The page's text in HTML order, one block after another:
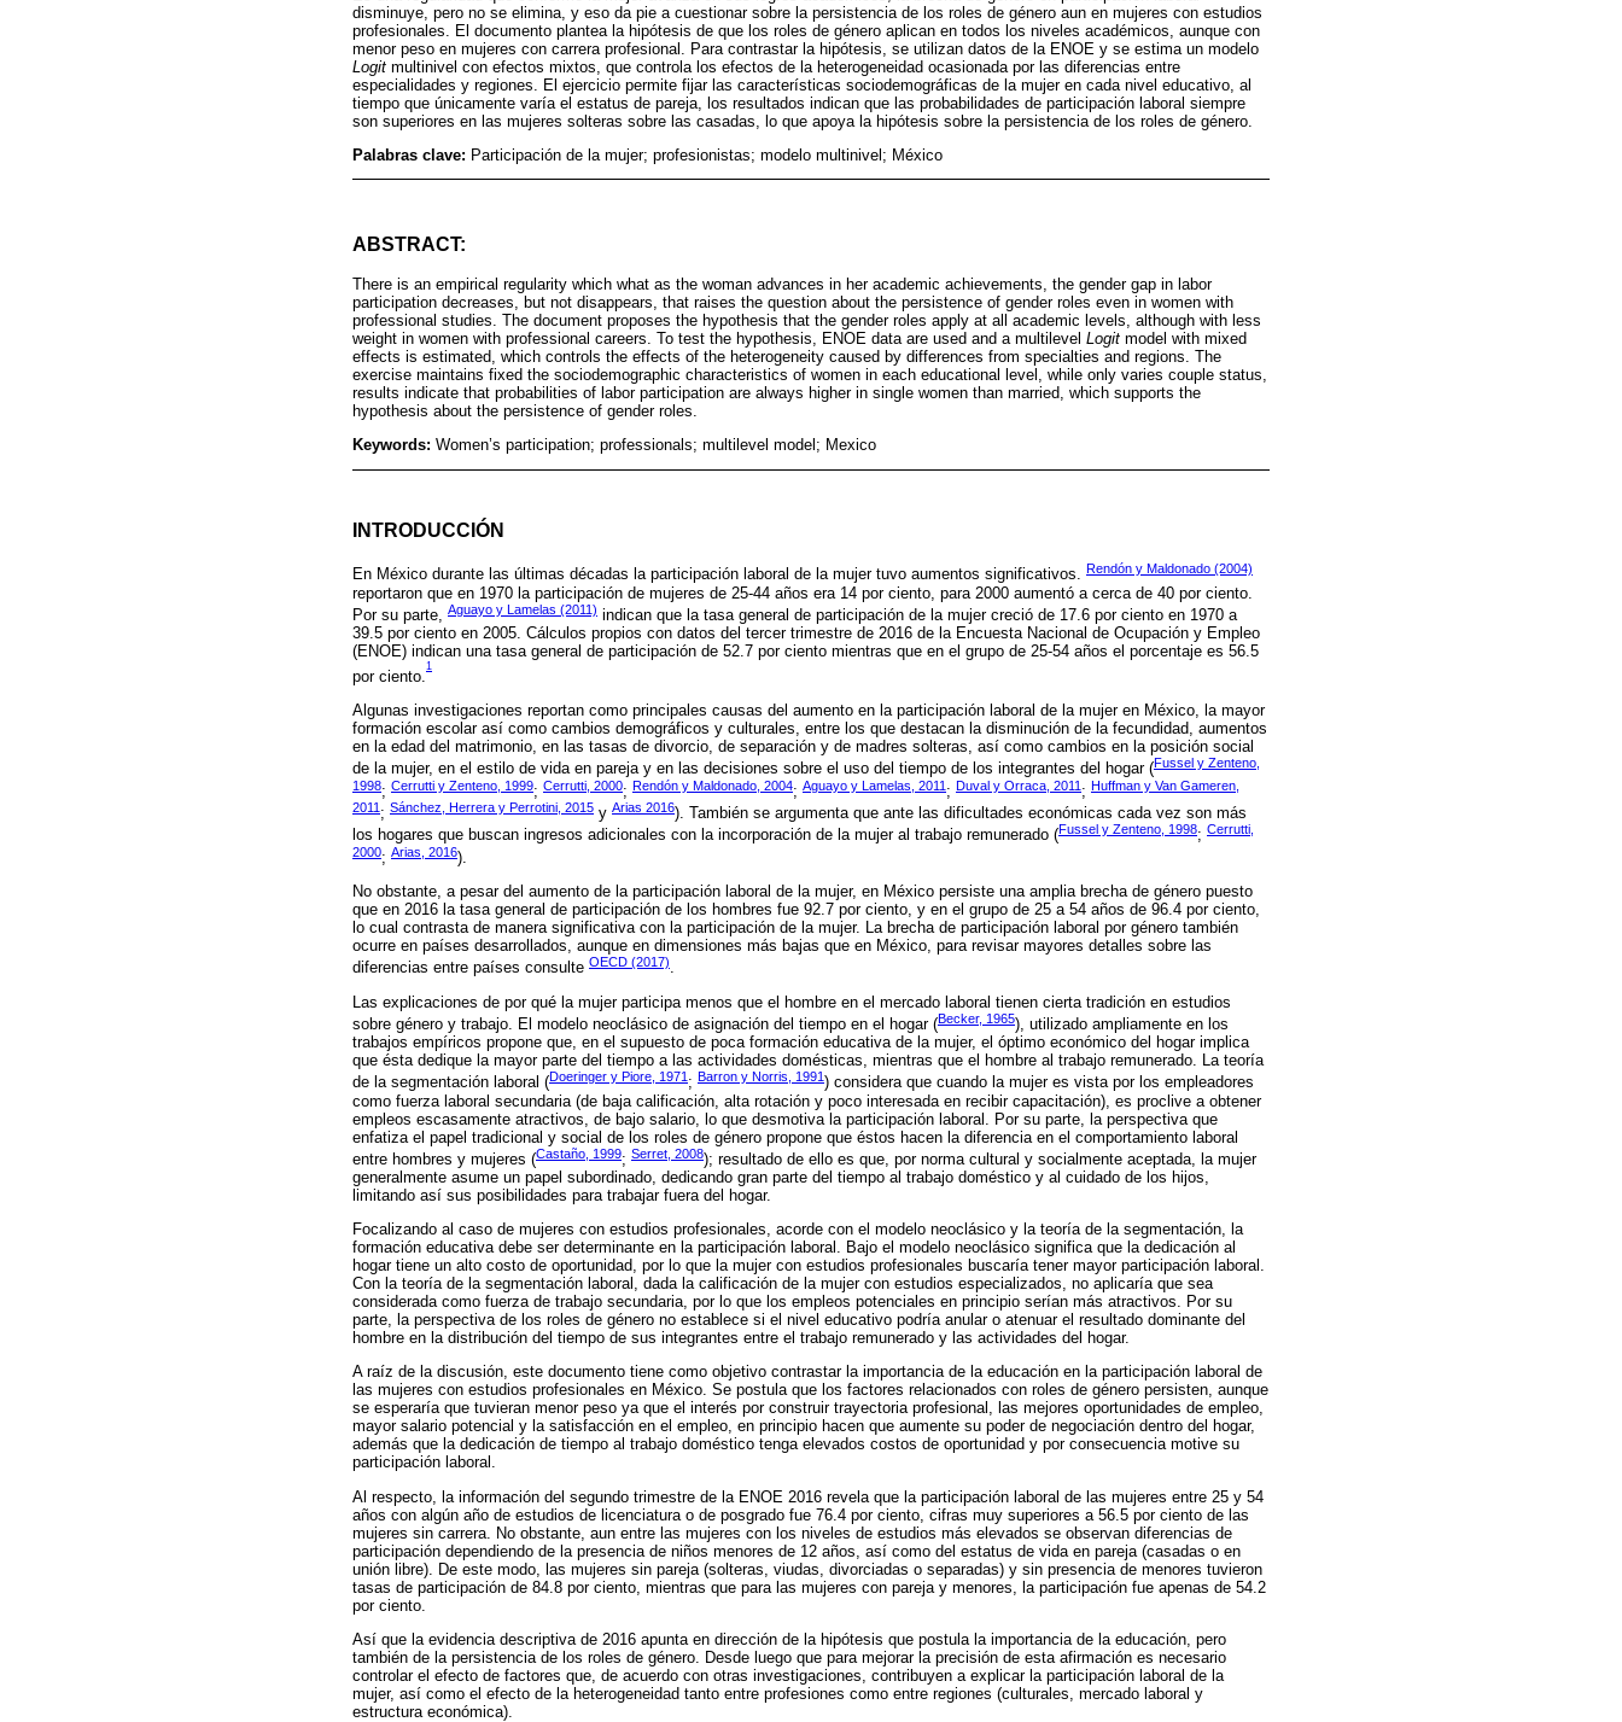
disminuye, pero no se elimina, y eso da pie a cuestionar sobre la persistencia de los roles de género aun en mujeres con estudios
profesionales. El documento plantea la hipótesis de que los roles de género aplican en todos los niveles académicos, aunque con
menor peso en mujeres con carrera profesional. Para contrastar la hipótesis, se utilizan datos de la ENOE y se estima un modelo
Logit multinivel con efectos mixtos, que controla los efectos de la heterogeneidad ocasionada por las diferencias entre
especialidades y regiones. El ejercicio permite fijar las características sociodemográficas de la mujer en cada nivel educativo, al
tiempo que únicamente varía el estatus de pareja, los resultados indican que las probabilidades de participación laboral siempre
son superiores en las mujeres solteras sobre las casadas, lo que apoya la hipótesis sobre la persistencia de los roles de género.
Palabras clave: Participación de la mujer; profesionistas; modelo multinivel; México
ABSTRACT:
There is an empirical regularity which what as the woman advances in her academic achievements, the gender gap in labor
participation decreases, but not disappears, that raises the question about the persistence of gender roles even in women with
professional studies. The document proposes the hypothesis that the gender roles apply at all academic levels, although with less
weight in women with professional careers. To test the hypothesis, ENOE data are used and a multilevel Logit model with mixed
effects is estimated, which controls the effects of the heterogeneity caused by differences from specialties and regions. The
exercise maintains fixed the sociodemographic characteristics of women in each educational level, while only varies couple status,
results indicate that probabilities of labor participation are always higher in single women than married, which supports the
hypothesis about the persistence of gender roles.
Keywords: Women’s participation; professionals; multilevel model; Mexico
INTRODUCCIÓN
En México durante las últimas décadas la participación laboral de la mujer tuvo aumentos significativos. Rendón y Maldonado (2004)
reportaron que en 1970 la participación de mujeres de 25-44 años era 14 por ciento, para 2000 aumentó a cerca de 40 por ciento.
Por su parte,
Aguayo y Lamelas (2011) indican que la tasa general de participación de la mujer creció de 17.6 por ciento en 1970 a
39.5 por ciento en 2005. Cálculos propios con datos del tercer trimestre de 2016 de la Encuesta Nacional de Ocupación y Empleo
(ENOE) indican una tasa general de participación de 52.7 por ciento mientras que en el grupo de 25-54 años el porcentaje es 56.5
por ciento.
1
Algunas investigaciones reportan como principales causas del aumento en la participación laboral de la mujer en México, la mayor
formación escolar así como cambios demográficos y culturales, entre los que destacan la disminución de la fecundidad, aumentos
en la edad del matrimonio, en las tasas de divorcio, de separación y de madres solteras, así como cambios en la posición social
de la mujer, en el estilo de vida en pareja y en las decisiones sobre el uso del tiempo de los integrantes del hogar (Fussel y Zenteno,
1998; Cerrutti y Zenteno, 1999; Cerrutti, 2000; Rendón y Maldonado, 2004; Aguayo y Lamelas, 2011 ; Duval y Orraca, 2011 ; Huffman y Van Gameren,
2011 ; Sánchez, Herrera y Perrotini, 2015 y Arias 2016). También se argumenta que ante las dificultades económicas cada vez son más
los hogares que buscan ingresos adicionales con la incorporación de la mujer al trabajo remunerado (Fussel y Zenteno, 1998; Cerrutti,
2000; Arias, 2016).
No obstante, a pesar del aumento de la participación laboral de la mujer, en México persiste una amplia brecha de género puesto
que en 2016 la tasa general de participación de los hombres fue 92.7 por ciento, y en el grupo de 25 a 54 años de 96.4 por ciento,
lo cual contrasta de manera significativa con la participación de la mujer. La brecha de participación laboral por género también
ocurre en países desarrollados, aunque en dimensiones más bajas que en México, para revisar mayores detalles sobre las
diferencias entre países consulte OECD (2017).
Las explicaciones de por qué la mujer participa menos que el hombre en el mercado laboral tienen cierta tradición en estudios
sobre género y trabajo. El modelo neoclásico de asignación del tiempo en el hogar (Becker, 1965), utilizado ampliamente en los
trabajos empíricos propone que, en el supuesto de poca formación educativa de la mujer, el óptimo económico del hogar implica
que ésta dedique la mayor parte del tiempo a las actividades domésticas, mientras que el hombre al trabajo remunerado. La teoría
de la segmentación laboral (Doeringer y Piore, 1971 ; Barron y Norris, 1991 ) considera que cuando la mujer es vista por los empleadores
como fuerza laboral secundaria (de baja calificación, alta rotación y poco interesada en recibir capacitación), es proclive a obtener
empleos escasamente atractivos, de bajo salario, lo que desmotiva la participación laboral. Por su parte, la perspectiva que
enfatiza el papel tradicional y social de los roles de género propone que éstos hacen la diferencia en el comportamiento laboral
entre hombres y mujeres (Castaño, 1999; Serret, 2008); resultado de ello es que, por norma cultural y socialmente aceptada, la mujer
generalmente asume un papel subordinado, dedicando gran parte del tiempo al trabajo doméstico y al cuidado de los hijos,
limitando así sus posibilidades para trabajar fuera del hogar.
Focalizando al caso de mujeres con estudios profesionales, acorde con el modelo neoclásico y la teoría de la segmentación, la
formación educativa debe ser determinante en la participación laboral. Bajo el modelo neoclásico significa que la dedicación al
hogar tiene un alto costo de oportunidad, por lo que la mujer con estudios profesionales buscaría tener mayor participación laboral.
Con la teoría de la segmentación laboral, dada la calificación de la mujer con estudios especializados, no aplicaría que sea
considerada como fuerza de trabajo secundaria, por lo que los empleos potenciales en principio serían más atractivos. Por su
parte, la perspectiva de los roles de género no establece si el nivel educativo podría anular o atenuar el resultado dominante del
hombre en la distribución del tiempo de sus integrantes entre el trabajo remunerado y las actividades del hogar.
A raíz de la discusión, este documento tiene como objetivo contrastar la importancia de la educación en la participación laboral de
las mujeres con estudios profesionales en México. Se postula que los factores relacionados con roles de género persisten, aunque
se esperaría que tuvieran menor peso ya que el interés por construir trayectoria profesional, las mejores oportunidades de empleo,
mayor salario potencial y la satisfacción en el empleo, en principio hacen que aumente su poder de negociación dentro del hogar,
además que la dedicación de tiempo al trabajo doméstico tenga elevados costos de oportunidad y por consecuencia motive su
participación laboral.
Al respecto, la información del segundo trimestre de la ENOE 2016 revela que la participación laboral de las mujeres entre 25 y 54
años con algún año de estudios de licenciatura o de posgrado fue 76.4 por ciento, cifras muy superiores a 56.5 por ciento de las
mujeres sin carrera. No obstante, aun entre las mujeres con los niveles de estudios más elevados se observan diferencias de
participación dependiendo de la presencia de niños menores de 12 años, así como del estatus de vida en pareja (casadas o en
unión libre). De este modo, las mujeres sin pareja (solteras, viudas, divorciadas o separadas) y sin presencia de menores tuvieron
tasas de participación de 84.8 por ciento, mientras que para las mujeres con pareja y menores, la participación fue apenas de 54.2
por ciento.
Así que la evidencia descriptiva de 2016 apunta en dirección de la hipótesis que postula la importancia de la educación, pero
también de la persistencia de los roles de género. Desde luego que para mejorar la precisión de esta afirmación es necesario
controlar el efecto de factores que, de acuerdo con otras investigaciones, contribuyen a explicar la participación laboral de la
mujer, así como el efecto de la heterogeneidad tanto entre profesiones como entre regiones (culturales, mercado laboral y
estructura económica).